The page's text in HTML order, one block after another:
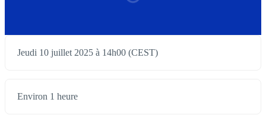
Jeudi 10 juillet 2025 à 14h00 (CEST)
Environ 1 heure